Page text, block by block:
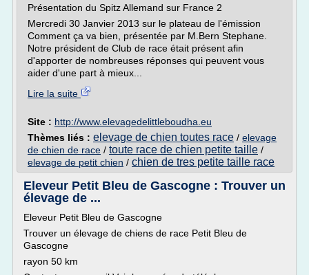
Présentation du Spitz Allemand sur France 2
Mercredi 30 Janvier 2013 sur le plateau de l'émission
Comment ça va bien, présentée par M.Bern Stephane.
Notre président de Club de race était présent afin
d'apporter de nombreuses réponses qui peuvent vous
aider d'une part à mieux...
Lire la suite
Site : http://www.elevagedelittleboudha.eu
Thèmes liés : elevage de chien toutes race / elevage
de chien de race / toute race de chien petite taille /
elevage de petit chien / chien de tres petite taille race
Eleveur Petit Bleu de Gascogne : Trouver un
élevage de ...
Eleveur Petit Bleu de Gascogne
Trouver un élevage de chiens de race Petit Bleu de
Gascogne
rayon 50 km